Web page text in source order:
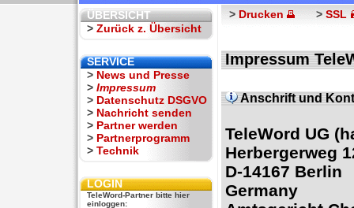
ÜBERSICHT
> Zurück z. Übersicht
SERVICE
> News und Presse
> Impressum
> Datenschutz DSGVO
> Nachricht senden
> Partner werden
> Partnerprogramm
> Technik
LOGIN
TeleWord-Partner bitte hier
einloggen:
> Drucken > SSL
Impressum
Anschrift und
TeleWord UG
Herbergerweg
D-14167 Berlin
Germany